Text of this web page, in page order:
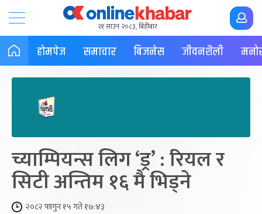
२१ साउन २०८३, बिहीबार
होमपेज समाचार बिजनेस जीवनशैली
च्याम्पियन्स लिग ‘ड्र’ : रियल र
सिटी अन्तिम १६ मै भिड्ने
२०८२ फागुन १५ गते १७:४३